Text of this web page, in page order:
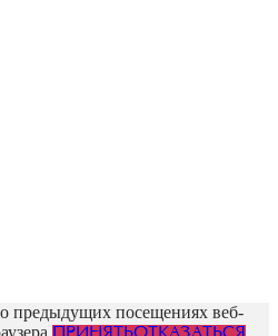
предыдущих посещениях веб-